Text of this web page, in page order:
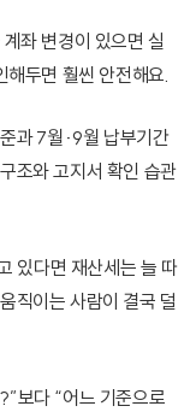
좌 변경이 있으면 실
해두면 훨씬 안전해요.
과 7월·9월 납부기간
조와 고지서 확인 습관
있다면 재산세는 늘 따
직이는 사람이 결국 덜
보다 “어느 기준으로